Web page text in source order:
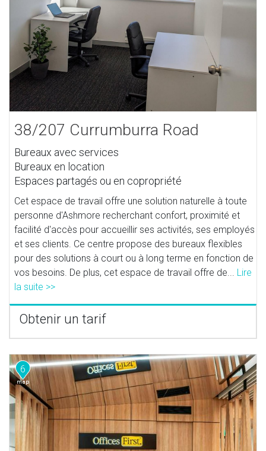
38/207 Currumburra Road
Bureaux avec services
Bureaux en location
Espaces partagés ou en copropriété
Cet espace de travail offre une solution naturelle à toute
personne d'Ashmore recherchant confort, proximité et
facilité d'accès pour accueillir ses activités, ses employés
et ses clients. Ce centre propose des bureaux flexibles
pour des solutions à court ou à long terme en fonction de
vos besoins. De plus, cet espace de travail offre de... Lire
la suite >>
Obtenir un tarif
6